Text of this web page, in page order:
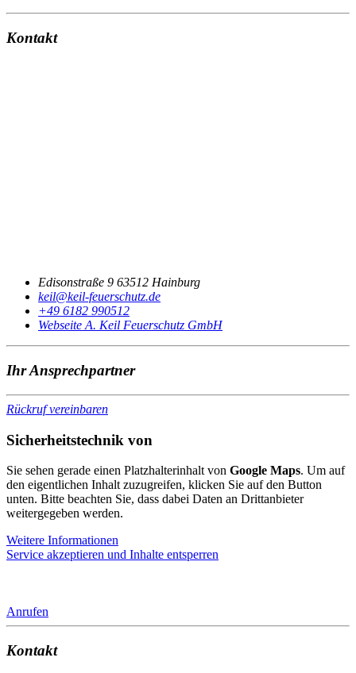
Kontakt
Edisonstraße 9 63512 Hainburg
ed.ztuhcsreuef-liek
@liek
+49 6182 990512
Webseite A. Keil Feuerschutz GmbH
Ihr Ansprechpartner
Rückruf vereinbaren
Sicherheitstechnik von
Sie sehen gerade einen Platzhalterinhalt von Google Maps. Um auf
den eigentlichen Inhalt zuzugreifen, klicken Sie auf den Button
unten. Bitte beachten Sie, dass dabei Daten an Drittanbieter
weitergegeben werden.
Weitere Informationen
Service akzeptieren und Inhalte entsperren
Anrufen
Kontakt